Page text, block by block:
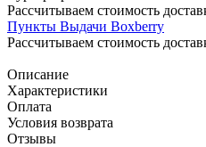
Рассчитываем стоимость
Пункты Выдачи Boxberry
Рассчитываем стоимость
Описание
Характеристики
Оплата
Условия возврата
Отзывы